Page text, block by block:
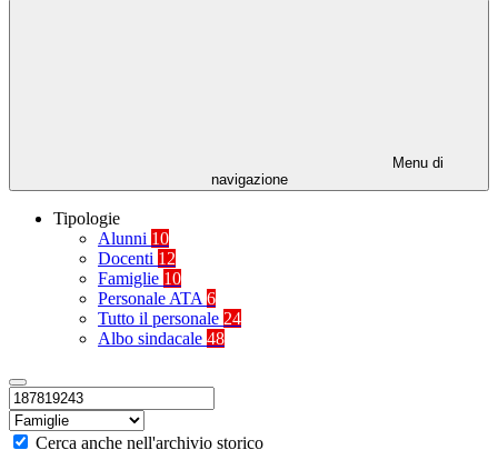
Menu di
navigazione
Tipologie
Alunni 10
Docenti 12
Famiglie 10
Personale ATA 6
Tutto il personale 24
Albo sindacale 48
Cerca anche nell'archivio storico